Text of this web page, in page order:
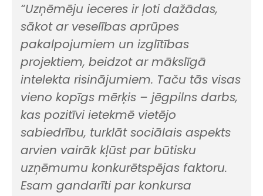
“Uzņēmēju ieceres ir ļoti dažādas,
sākot ar veselības aprūpes
pakalpojumiem un izglītības
projektiem, beidzot ar mākslīgā
intelekta risinājumiem. Taču tās visas
vieno kopīgs mērķis – jēgpilns darbs,
kas pozitīvi ietekmē vietējo
sabiedrību, turklāt sociālais aspekts
arvien vairāk kļūst par būtisku
uzņēmumu konkurētspējas faktoru.
Esam gandarīti par konkursa